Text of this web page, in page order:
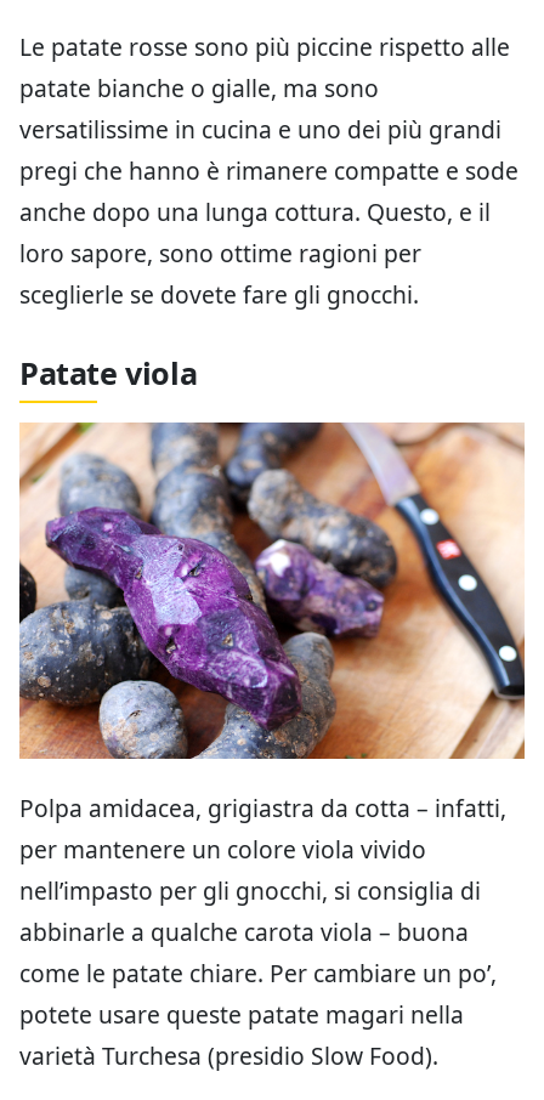
Le patate rosse sono più piccine rispetto alle
patate bianche o gialle, ma sono
versatilissime in cucina e uno dei più grandi
pregi che hanno è rimanere compatte e sode
anche dopo una lunga cottura. Questo, e il
loro sapore, sono ottime ragioni per
sceglierle se dovete fare gli gnocchi.
Patate viola
Polpa amidacea, grigiastra da cotta – infatti,
per mantenere un colore viola vivido
nell’impasto per gli gnocchi, si consiglia di
abbinarle a qualche carota viola – buona
come le patate chiare. Per cambiare un po’,
potete usare queste patate magari nella
varietà Turchesa (presidio Slow Food).